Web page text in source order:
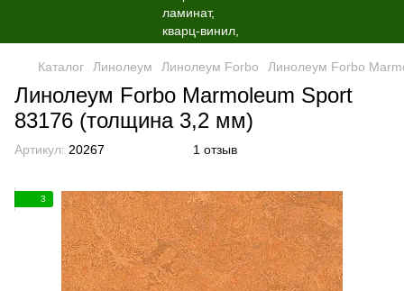
Каталог Линолеум Линолеум Forbo Линолеум Forbo
Линолеум Forbo Marmoleum Sport
83176 (толщина 3,2 мм)
Артикул: 20267 1 отзыв
3